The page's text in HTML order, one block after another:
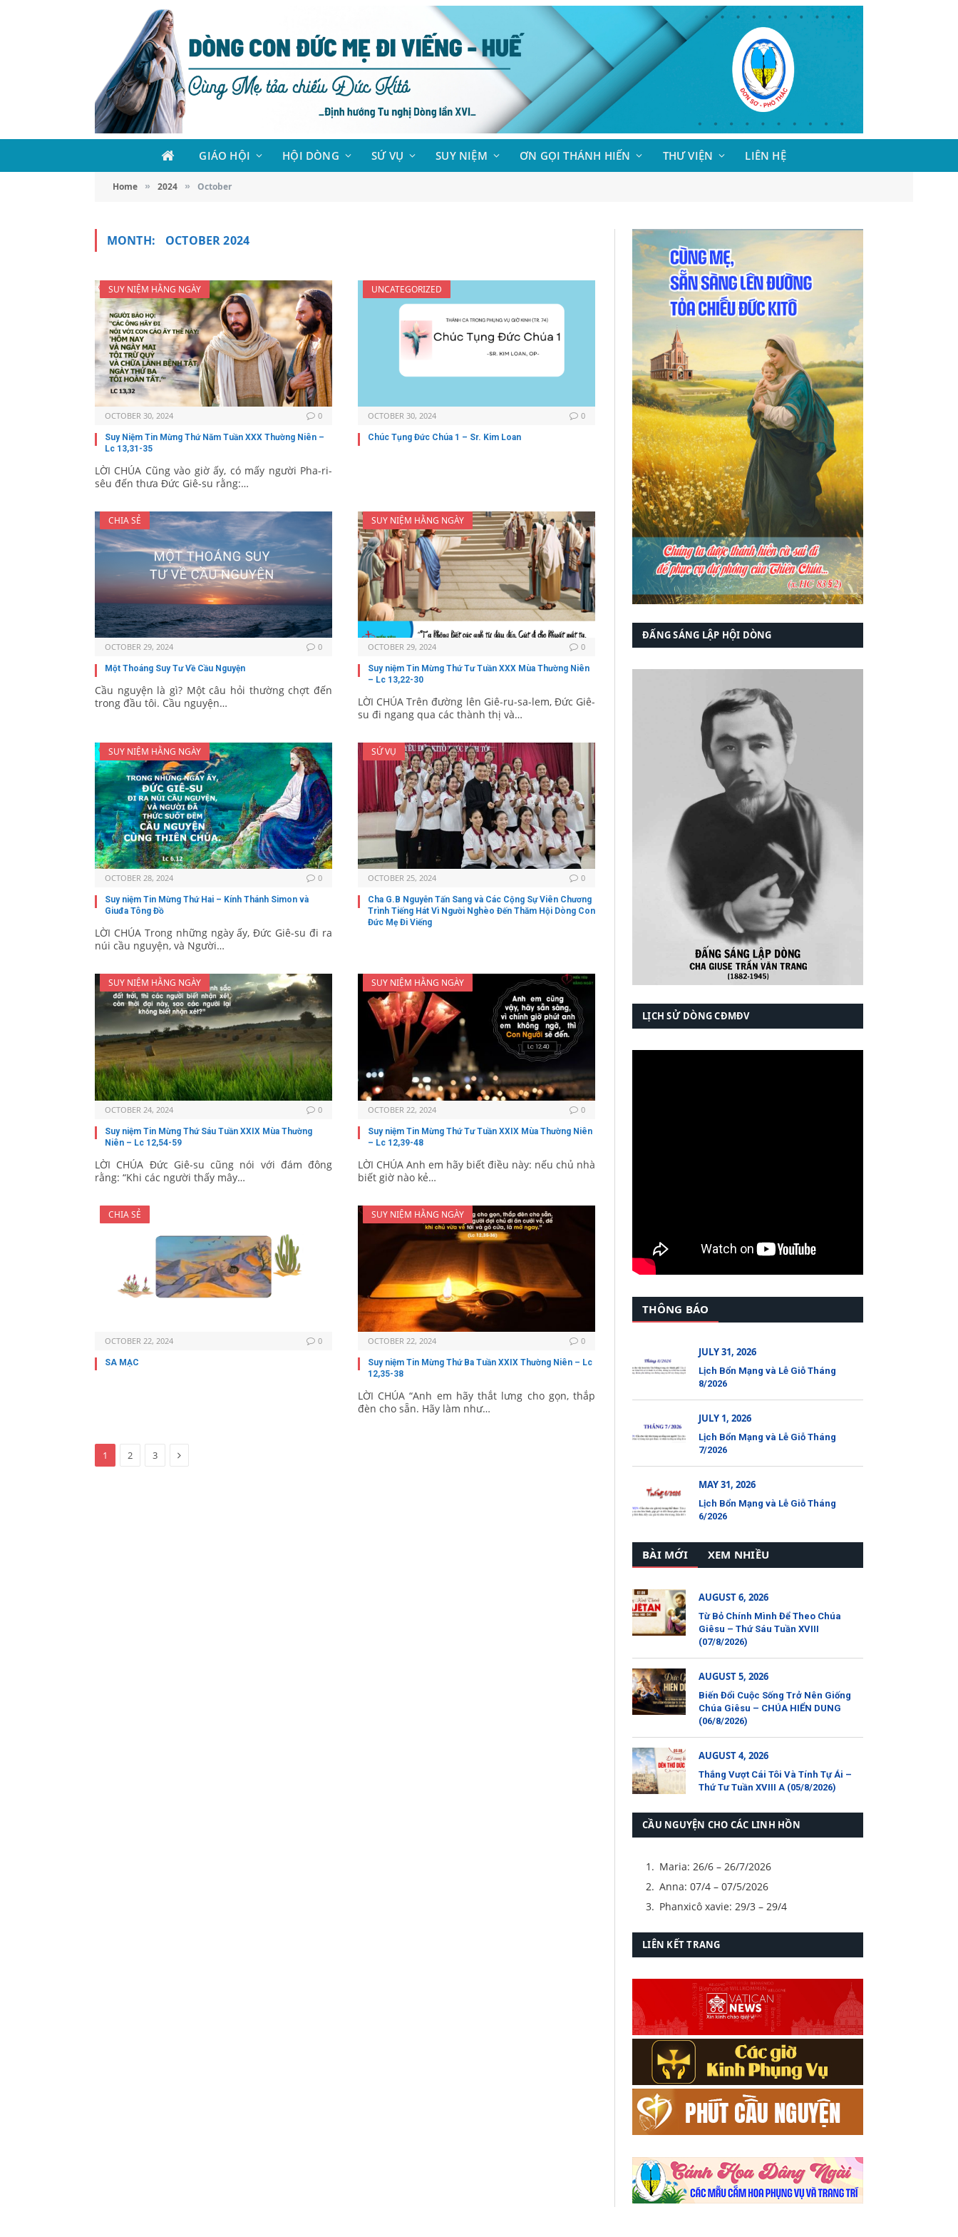
GIÁO HỘI HỘI DÒNG SỨ VỤ SUY NIỆM ƠN GỌI THÁNH HIẾN THƯ VIỆN LIÊN HỆ
Home » 2024 » October
MONTH: OCTOBER 2024
SUY NIỆM HẰNG NGÀY
OCTOBER 30, 2024 0
Suy Niệm Tin Mừng Thứ Năm Tuần XXX Thường Niên –
Lc 13,31-35
LỜI CHÚA Cũng vào giờ ấy, có mấy người Pha-ri-
sêu đến thưa Đức Giê-su rằng:…
UNCATEGORIZED
OCTOBER 30, 2024 0
Chúc Tụng Đức Chúa 1 – Sr. Kim Loan
CHIA SẺ
OCTOBER 29, 2024 0
Một Thoáng Suy Tư Về Cầu Nguyện
Cầu nguyện là gì? Một câu hỏi thường chợt đến
trong đầu tôi. Cầu nguyện…
SUY NIỆM HẰNG NGÀY
OCTOBER 29, 2024 0
Suy niệm Tin Mừng Thứ Tư Tuần XXX Mùa Thường Niên
– Lc 13,22-30
LỜI CHÚA Trên đường lên Giê-ru-sa-lem, Đức Giê-
su đi ngang qua các thành thị và…
SUY NIỆM HẰNG NGÀY
OCTOBER 28, 2024 0
Suy niệm Tin Mừng Thứ Hai – Kính Thánh Simon và
Giuđa Tông Đồ
LỜI CHÚA Trong những ngày ấy, Đức Giê-su đi ra
núi cầu nguyện, và Người…
SỨ VỤ
OCTOBER 25, 2024 0
Cha G.B Nguyễn Tấn Sang và Các Cộng Sự Viên Chương
Trình Tiếng Hát Vì Người Nghèo Đến Thăm Hội Dòng Con
Đức Mẹ Đi Viếng
SUY NIỆM HẰNG NGÀY
OCTOBER 24, 2024 0
Suy niệm Tin Mừng Thứ Sáu Tuần XXIX Mùa Thường
Niên – Lc 12,54-59
LỜI CHÚA Đức Giê-su cũng nói với đám đông
rằng: “Khi các người thấy mây…
SUY NIỆM HẰNG NGÀY
OCTOBER 22, 2024 0
Suy niệm Tin Mừng Thứ Tư Tuần XXIX Mùa Thường Niên
– Lc 12,39-48
LỜI CHÚA Anh em hãy biết điều này: nếu chủ nhà
biết giờ nào kẻ…
CHIA SẺ
OCTOBER 22, 2024 0
SA MẠC
SUY NIỆM HẰNG NGÀY
OCTOBER 22, 2024 0
Suy niệm Tin Mừng Thứ Ba Tuần XXIX Thường Niên – Lc
12,35-38
LỜI CHÚA “Anh em hãy thắt lưng cho gọn, thắp
đèn cho sẵn. Hãy làm như…
1 2 3 Next
ĐẤNG SÁNG LẬP HỘI DÒNG
LỊCH SỬ DÒNG CĐMĐV
THÔNG BÁO
JULY 31, 2026
Lịch Bổn Mạng và Lễ Giỗ Tháng
8/2026
JULY 1, 2026
Lịch Bổn Mạng và Lễ Giỗ Tháng
7/2026
MAY 31, 2026
Lịch Bổn Mạng và Lễ Giỗ Tháng
6/2026
BÀI MỚI XEM NHIỀU
AUGUST 6, 2026
Từ Bỏ Chính Mình Để Theo Chúa
Giêsu – Thứ Sáu Tuần XVIII
(07/8/2026)
AUGUST 5, 2026
Biến Đổi Cuộc Sống Trở Nên Giống
Chúa Giêsu – CHÚA HIỂN DUNG
(06/8/2026)
AUGUST 4, 2026
Thắng Vượt Cái Tôi Và Tính Tự Ái –
Thứ Tư Tuần XVIII A (05/8/2026)
CẦU NGUYỆN CHO CÁC LINH HỒN
Maria: 26/6 – 26/7/2026
Anna: 07/4 – 07/5/2026
Phanxicô xavie: 29/3 – 29/4
LIÊN KẾT TRANG